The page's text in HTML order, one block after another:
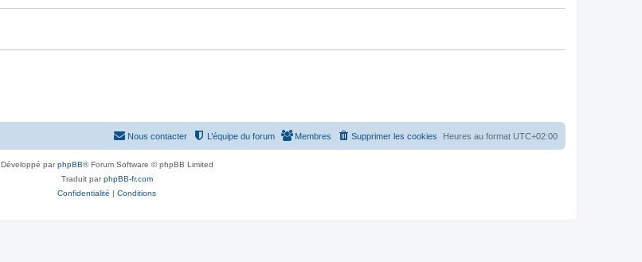
Heures au format UTC+02:00
Supprimer les cookies
Membres
L’équipe du forum
Nous contacter
Développé parphpBB® Forum Software © phpBB Limited
Traduit parphpBB-fr.com
Confidentialité | Conditions